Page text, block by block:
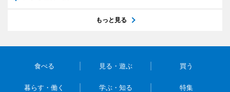
もっと見る
食べる 見る・遊ぶ 買う
暮らす・働く 学ぶ・知る 特集